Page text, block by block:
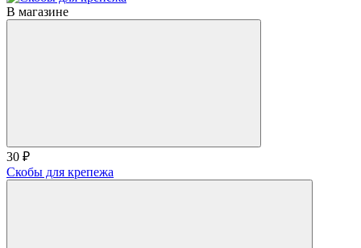
В магазине
30 ₽
Скобы для крепежа